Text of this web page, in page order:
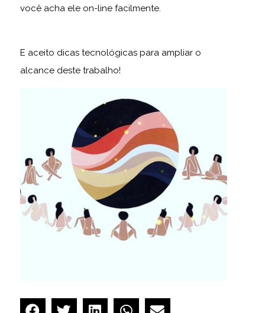
você acha ele on-line facilmente.
E aceito dicas tecnológicas para ampliar o
alcance deste trabalho!